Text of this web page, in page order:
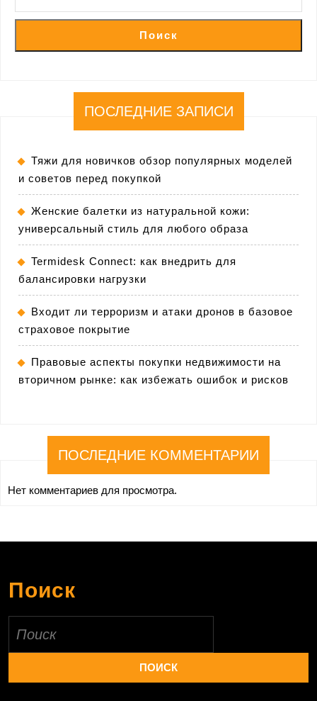
Поиск
ПОСЛЕДНИЕ ЗАПИСИ
Тяжи для новичков обзор популярных моделей
и советов перед покупкой
Женские балетки из натуральной кожи:
универсальный стиль для любого образа
Termidesk Connect: как внедрить для
балансировки нагрузки
Входит ли терроризм и атаки дронов в базовое
страховое покрытие
Правовые аспекты покупки недвижимости на
вторичном рынке: как избежать ошибок и рисков
ПОСЛЕДНИЕ КОММЕНТАРИИ
Нет комментариев для просмотра.
Поиск